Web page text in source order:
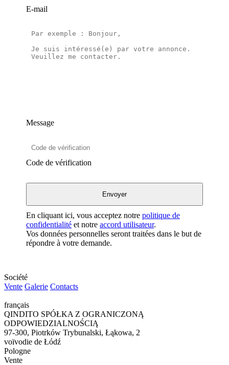
E-mail
Message
Code de vérification
En cliquant ici, vous acceptez notre politique de
confidentialité et notre accord utilisateur.
Vos données personnelles seront traitées dans le but de
répondre à votre demande.
Société
Vente Galerie Contacts
français
QINDITO SPÓŁKA Z OGRANICZONĄ
ODPOWIEDZIALNOŚCIĄ
97-300, Piotrków Trybunalski, Łąkowa, 2
voïvodie de Łódź
Pologne
Vente